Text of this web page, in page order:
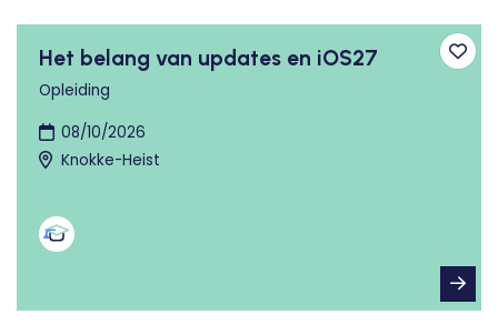
Het belang van updates en iOS27
Opleiding
08/10/2026
Knokke-Heist